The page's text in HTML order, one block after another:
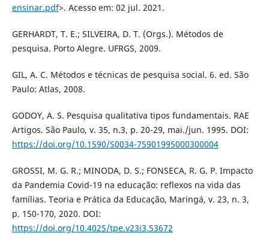
ensinar.pdf>. Acesso em: 02 jul. 2021.
GERHARDT, T. E.; SILVEIRA, D. T. (Orgs.). Métodos de
pesquisa. Porto Alegre. UFRGS, 2009.
GIL, A. C. Métodos e técnicas de pesquisa social. 6. ed. São
Paulo: Atlas, 2008.
GODOY, A. S. Pesquisa qualitativa tipos fundamentais. RAE
Artigos. São Paulo, v. 35, n.3, p. 20-29, mai./jun. 1995. DOI:
https://doi.org/10.1590/S0034-75901995000300004
GROSSI, M. G. R.; MINODA, D. S.; FONSECA, R. G. P. Impacto
da Pandemia Covid-19 na educação: reflexos na vida das
famílias. Teoria e Prática da Educação, Maringá, v. 23, n. 3,
p. 150-170, 2020. DOI:
https://doi.org/10.4025/tpe.v23i3.53672